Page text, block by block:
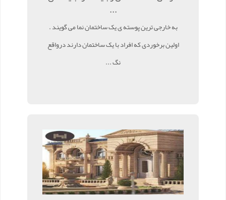
...
به خارجی ترین پوسته ی یک ساختمان نما می گویند .
اولین برخوردی که افراد با یک ساختمان دارند درواقع
نگ ...